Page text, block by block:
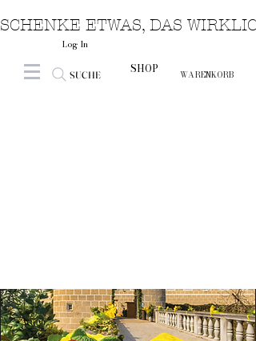
SCHENKE ETWAS, DAS
Log In
SUCHE SHOP WARENKORB